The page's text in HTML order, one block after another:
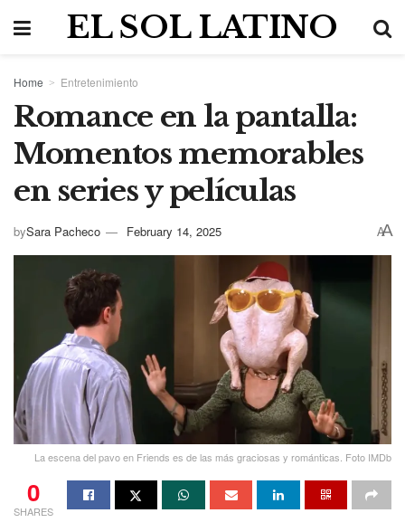
EL SOL LATINO
Home Entretenimiento
Romance en la pantalla:
Momentos memorables
en series y películas
bySara Pacheco February 14, 2025 AA
La escena del pavo en Friends es de las más graciosas y románticas. Foto IMDb
0
SHARES